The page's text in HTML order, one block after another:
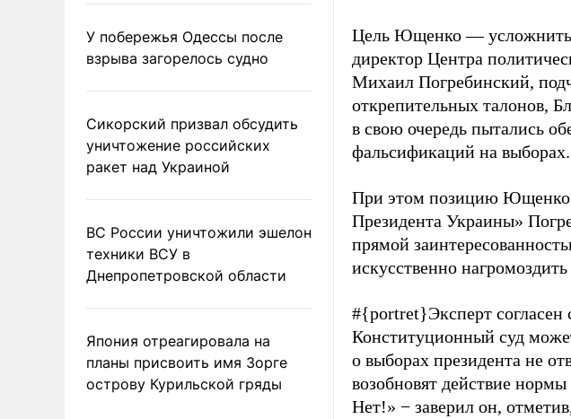
У побережья Одессы после
взрыва загорелось судно
Сикорский призвал обсудить
уничтожение российских
ракет над Украиной
ВС России уничтожили эшелон
техники ВСУ в
Днепропетровской области
Япония отреагировала на
планы присвоить имя Зорге
острову Курильской гряды
Цель Ющенко — усложнить
директор Центра
Михаил Погребинский,
открепительных талонов,
в свою очередь пытались
фальсификаций на выборах.
При этом позицию Ющенко
Президента Украины»
прямой
искусственно
#{portret}Эксперт
Конституционный суд
о выборах президента не
возобновят действие
Нет!» − заверил он,